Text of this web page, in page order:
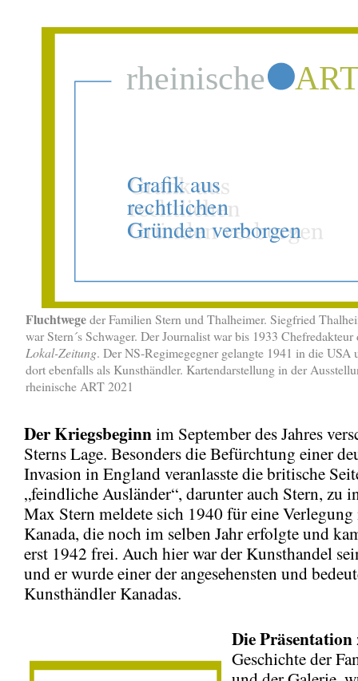
Fluchtwegeder Familien Stern und Thalheimer. Siegfried
war Stern´s Schwager. Der Journalist war bis 1933
Lokal-Zeitung. Der NS-Regimegegner gelangte 1941 in die USA
dort ebenfalls als Kunsthändler. Kartendarstellung in der
rheinische ART 2021
Der Kriegsbeginnim September des Jahres
Sterns Lage. Besonders die Befürchtung einer
Invasion in England veranlasste die britische
„feindliche Ausländer“, darunter auch Stern, zu
Max Stern meldete sich 1940 für eine Verlegung
Kanada, die noch im selben Jahr erfolgte und
erst 1942 frei. Auch hier war der Kunsthandel
und er wurde einer der angesehensten und
Kunsthändler Kanadas.
Die Präsentation
Geschichte der